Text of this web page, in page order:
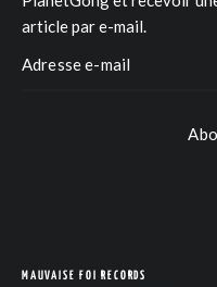
article par e-mail.
MAUVAISE FOI RECORDS